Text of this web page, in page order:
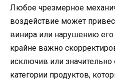
Любое чрезмерное
воздействие может
винира или нарушению
крайне важно
исключив или
категории продуктов,